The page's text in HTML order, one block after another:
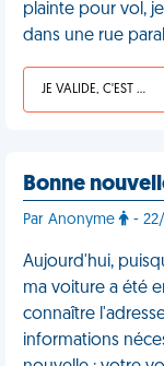
plainte pour vol,
dans une rue
JE VALIDE, C'EST UNE VDM
Bonne
Par Anonyme -
Aujourd'hui,
ma voiture a été
connaître
informations